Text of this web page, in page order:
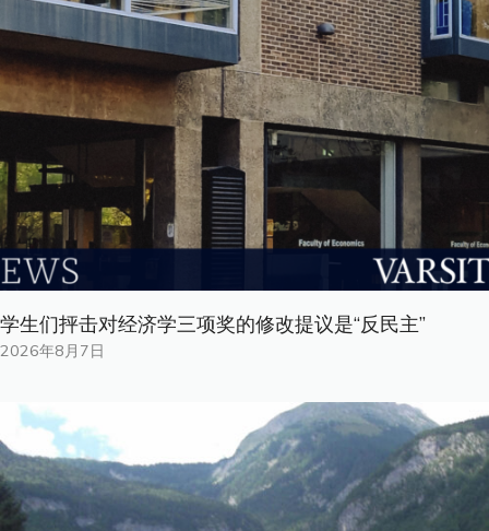
学生们抨击对经济学三项奖的修改提议是“反民主”
2026年8月7日